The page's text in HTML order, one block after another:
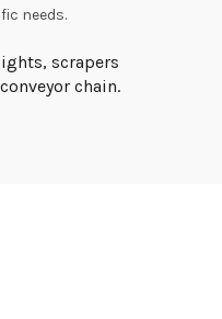
needs.
scrapers
chain.